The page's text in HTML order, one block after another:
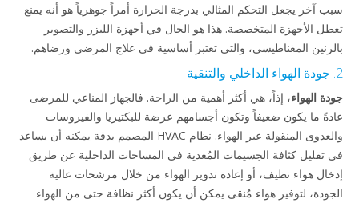
سبب آخر يجعل التحكم المثالي بدرجة الحرارة أمراً جوهرياً هو أنه يمنع
تعطل الأجهزة المتخصصة. هذا هو الحال في أجهزة الليزر والتصوير
بالرنين المغناطيسي، والتي تعتبر أساسية في علاج المرضى ورضاهم.
2. جودة الهواء الداخلي والتنقية
جودة الهواء، إذاً، هي أكثر أهمية من الراحة. فالجهاز المناعي للمرضى
عادةً ما يكون ضعيفاً وتكون أجسامهم عرضة للبكتيريا والفيروسات
والعدوى المنقولة عبر الهواء. نظام HVAC المصمم بدقة يمكنه أن يساعد
في تقليل كثافة الجسيمات المُعدية في المساحات الداخلية عن طريق
إدخال هواء نظيف، أو إعادة تدوير الهواء من خلال مرشحات عالية
الجودة، لتوفير هواء مُنقى يمكن أن يكون أكثر نظافة حتى من الهواء